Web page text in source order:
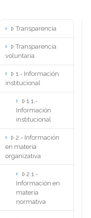
Transparencia
Transparencia
voluntaria
1.- Información
institucional
1.1.-
Información
institucional
2.- Información
en materia
organizativa
2.1.-
Información en
materia
normativa